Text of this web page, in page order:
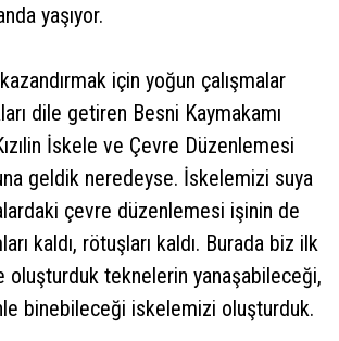
yaşıyor.
için yoğun çalışmalar
dile getiren Besni Kaymakamı
İskele ve Çevre Düzenlemesi
geldik neredeyse. İskelemizi suya
çevre düzenlemesi işinin de
kaldı, rötuşları kaldı. Burada biz ilk
oluşturduk teknelerin yanaşabileceği,
binebileceği iskelemizi oluşturduk.